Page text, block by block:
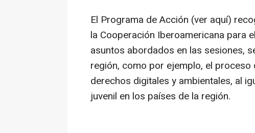
El Programa de Acción (ver aquí)
la Cooperación Iberoamericana para
asuntos abordados en las sesiones,
región, como por ejemplo, el
derechos digitales y ambientales, al
juvenil en los países de la región.